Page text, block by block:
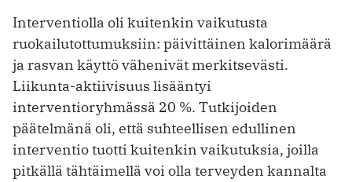
Interventiolla oli kuitenkin vaikutusta
ruokailutottumuksiin: päivittäinen kalorimäärä
ja rasvan käyttö vähenivät merkitsevästi.
Liikunta-aktiivisuus lisääntyi
interventioryhmässä 20 %. Tutkijoiden
päätelmänä oli, että suhteellisen edullinen
interventio tuotti kuitenkin vaikutuksia, joilla
pitkällä tähtäimellä voi olla terveyden kannalta